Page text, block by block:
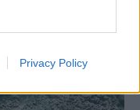
Privacy Policy